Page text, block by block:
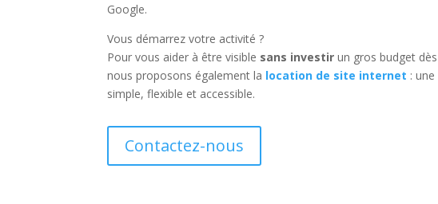
Google.
Vous démarrez votre activité ?
Pour vous aider à être visible sans investir un gros budget
nous proposons également la location de site internet :
simple, flexible et accessible.
Contactez-nous